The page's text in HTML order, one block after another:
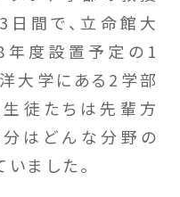
日間で、立命館大
度設置予定の1
大学にある2学部
徒たちは先輩方
はどんな分野の
ました。